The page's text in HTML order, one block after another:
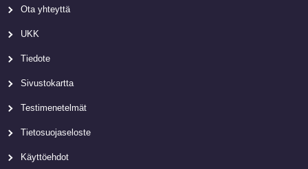
Ota yhteyttä
UKK
Tiedote
Sivustokartta
Testimenetelmät
Tietosuojaseloste
Käyttöehdot